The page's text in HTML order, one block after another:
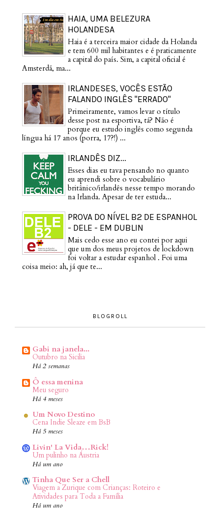
HAIA, UMA BELEZURA
HOLANDESA
Haia é a terceira maior cidade da Holanda
e tem 600 mil habitantes e é praticamente
a capital do país. Sim, a capital oficial é
Amsterdã, ma...
IRLANDESES, VOCÊS ESTÃO
FALANDO INGLÊS "ERRADO"
Primeiramente, vamos levar o título
desse post na esportiva, tá? Não é
porque eu estudo inglês como segunda
língua há 17 anos (porra, 17?!) ...
IRLANDÊS DIZ...
Esses dias eu tava pensando no quanto
eu aprendi sobre o vocabulário
britânico/irlandês nesse tempo morando
na Irlanda. Apesar de ter estuda...
PROVA DO NÍVEL B2 DE ESPANHOL
- DELE - EM DUBLIN
Mais cedo esse ano eu contei por aqui
que um dos meus projetos de lockdown
foi voltar a estudar espanhol . Foi uma
coisa meio: ah, já que te...
BLOGROLL
Gabi na janela...
Outubro na Sicilia
Há 2 semanas
Ô essa menina
Meu seguro
Há 4 meses
Um Novo Destino
Cena Indie Sleaze em BsB
Há 5 meses
Livin' La Vida…Rick!
Um pulinho na Áustria
Há um ano
Tinha Que Ser a Chell
Viagem a Zurique com Crianças: Roteiro e
Atividades para Toda a Família
Há um ano